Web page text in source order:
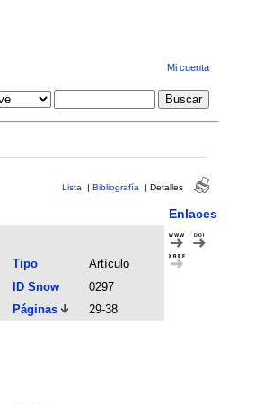
Mi cuenta
Lista | Bibliografía | Detalles
Enlaces
Tipo
Artículo
ID Snow
0297
Páginas
29-38